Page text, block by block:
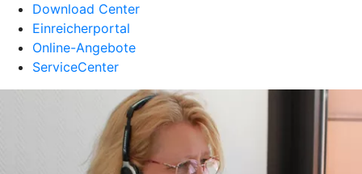
Download Center
Einreicherportal
Online-Angebote
ServiceCenter